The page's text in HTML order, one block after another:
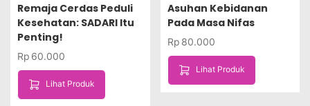
Remaja Cerdas Peduli
Kesehatan: SADARI Itu
Penting!
Rp 60.000
Lihat Produk
Asuhan Kebidanan
Pada Masa Nifas
Rp 80.000
Lihat Produk